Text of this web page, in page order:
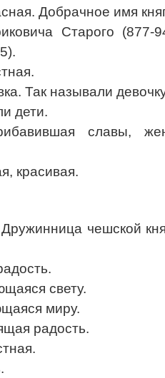
Добрачное имя
Старого (877-
Так называли
дети.
славы,
красивая.
чешской
свету.
миру.
радость.